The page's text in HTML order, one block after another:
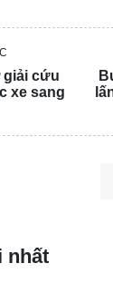
Công an
vụ tai việc.
giải cứu
xe sang
nhất